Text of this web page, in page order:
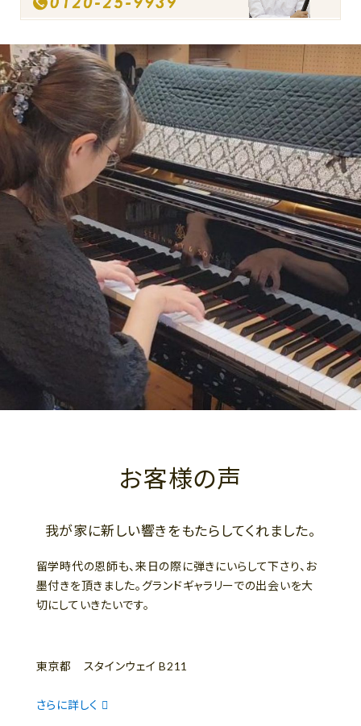
お客様の声
我が家に新しい響きをもたらしてくれました。
留学時代の恩師も、来日の際に弾きにいらして下さり、お
墨付きを頂きました。グランドギャラリーでの出会いを大
切にしていきたいです。
東京都 スタインウェイ B211
さらに詳しく